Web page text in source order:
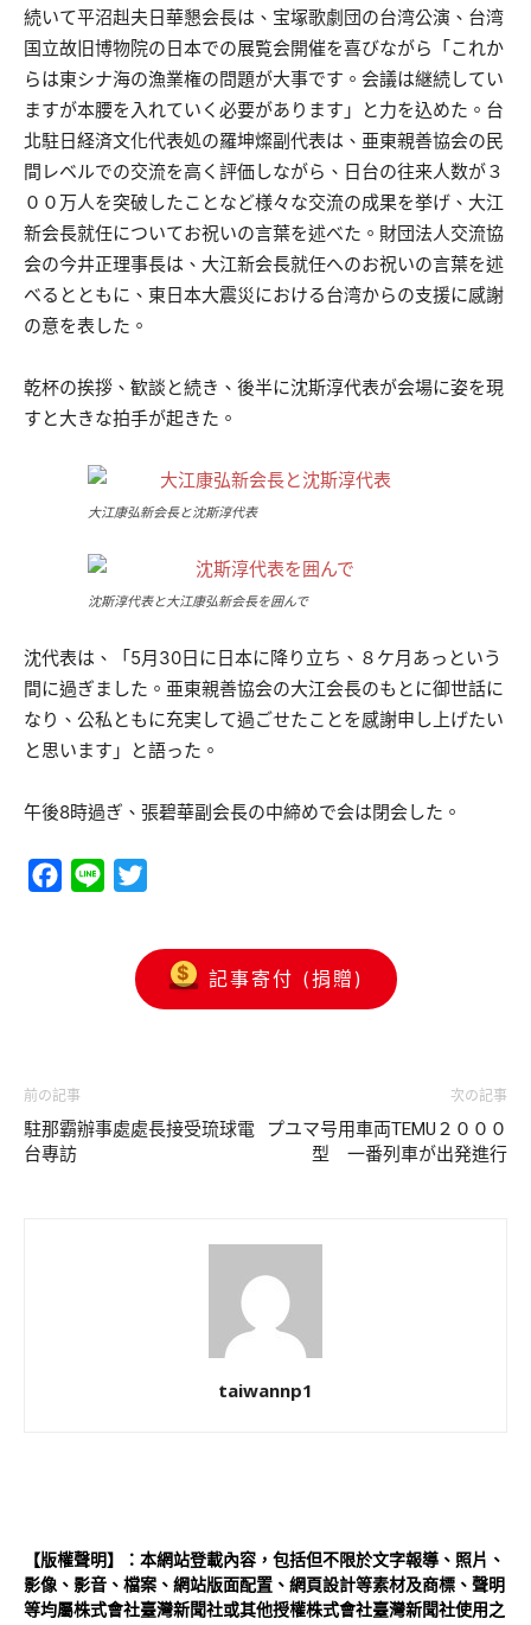
続いて平沼赳夫日華懇会長は、宝塚歌劇団の台湾公演、台湾
国立故旧博物院の日本での展覧会開催を喜びながら「これか
らは東シナ海の漁業権の問題が大事です。会議は継続してい
ますが本腰を入れていく必要があります」と力を込めた。台
北駐日経済文化代表処の羅坤燦副代表は、亜東親善協会の民
間レベルでの交流を高く評価しながら、日台の往来人数が３
００万人を突破したことなど様々な交流の成果を挙げ、大江
新会長就任についてお祝いの言葉を述べた。財団法人交流協
会の今井正理事長は、大江新会長就任へのお祝いの言葉を述
べるとともに、東日本大震災における台湾からの支援に感謝
の意を表した。
乾杯の挨拶、歓談と続き、後半に沈斯淳代表が会場に姿を現
すと大きな拍手が起きた。
大江康弘新会長と沈斯淳代表
沈斯淳代表と大江康弘新会長を囲んで
沈代表は、「5月30日に日本に降り立ち、８ケ月あっという
間に過ぎました。亜東親善協会の大江会長のもとに御世話に
なり、公私ともに充実して過ごせたことを感謝申し上げたい
と思います」と語った。
午後8時過ぎ、張碧華副会長の中締めで会は閉会した。
Facebook
Line
記事寄付 (捐贈)
前の記事
駐那霸辦事處處長接受琉球電
台專訪
次の記事
プユマ号用車両TEMU２０００
型 一番列車が出発進行
taiwannp1
【版權聲明】：本網站登載內容，包括但不限於文字報導、照片、
影像、影音、檔案、網站版面配置、網頁設計等素材及商標、聲明
等均屬株式會社臺灣新聞社或其他授權株式會社臺灣新聞社使用之